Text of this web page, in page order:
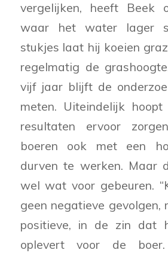
vergelijken, heeft Beek
waar het water lager
stukjes laat hij koeien
regelmatig de
vijf jaar blijft de
meten. Uiteindelijk
resultaten ervoor
boeren ook met een
durven te werken. Maar
wel wat voor gebeuren.
geen negatieve gevolgen,
positieve, in de zin dat
oplevert voor de